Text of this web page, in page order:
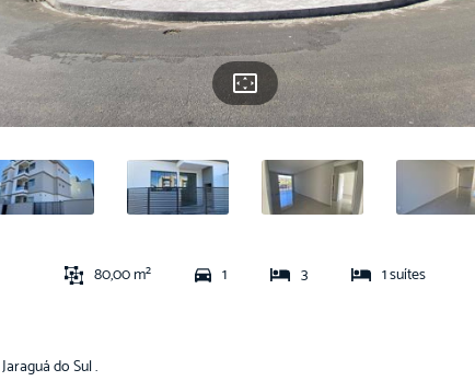
80,00 m² 1 3 1 suítes
do Sul .